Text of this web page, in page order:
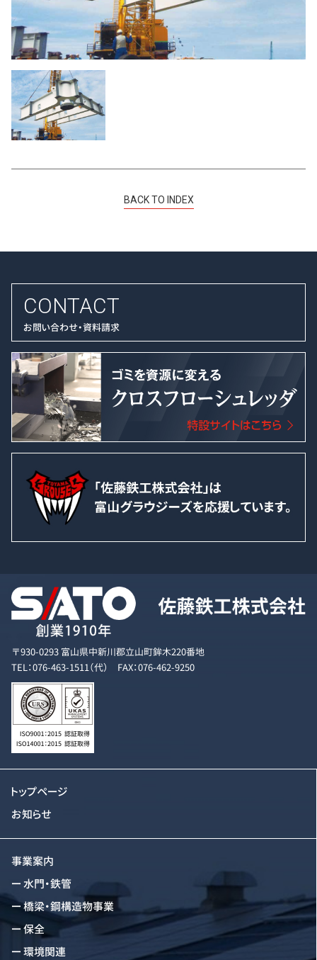
BACK TO INDEX
CONTACT
お問い合わせ・資料請求
〒930-0293 富山県中新川郡立山町鉾木220番地
TEL：076-463-1511（代） FAX：076-462-9250
トップページ
お知らせ
事業案内
水門・鉄管
橋梁・鋼構造物事業
保全
環境関連